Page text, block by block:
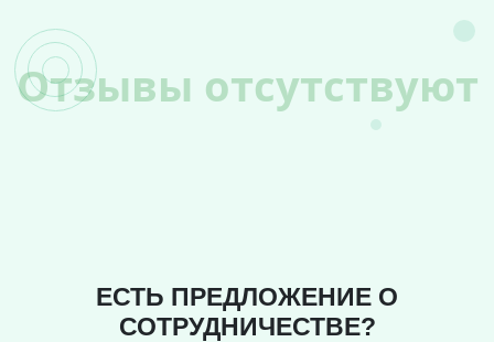
Отзывы отсутствуют
ЕСТЬ ПРЕДЛОЖЕНИЕ О
СОТРУДНИЧЕСТВЕ?